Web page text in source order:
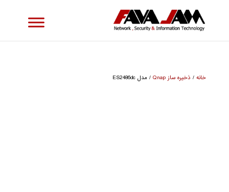
خانه/ ذخیره ساز Qnap / مدل ES2486dc